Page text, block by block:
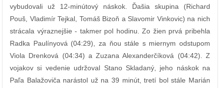
vybudovali už 12-minútový náskok. Ďašia skupina (Richard
Pouš, Vladimír Tejkal, Tomáš Bizoň a Slavomir Vinkovic) na nich
strácala výraznejšie - takmer pol hodinu. Zo žien prvá pribehla
Radka Paulínyová (04:29), za ňou stále s miernym odstupom
Viola Drenková (04:34) a Zuzana Alexanderčíková (04:42). Z
vojakov si vedenie udržoval Stano Skladaný, jeho náskok na
Paľa Balažoviča narástol už na 39 minút, tretí bol stále Marián